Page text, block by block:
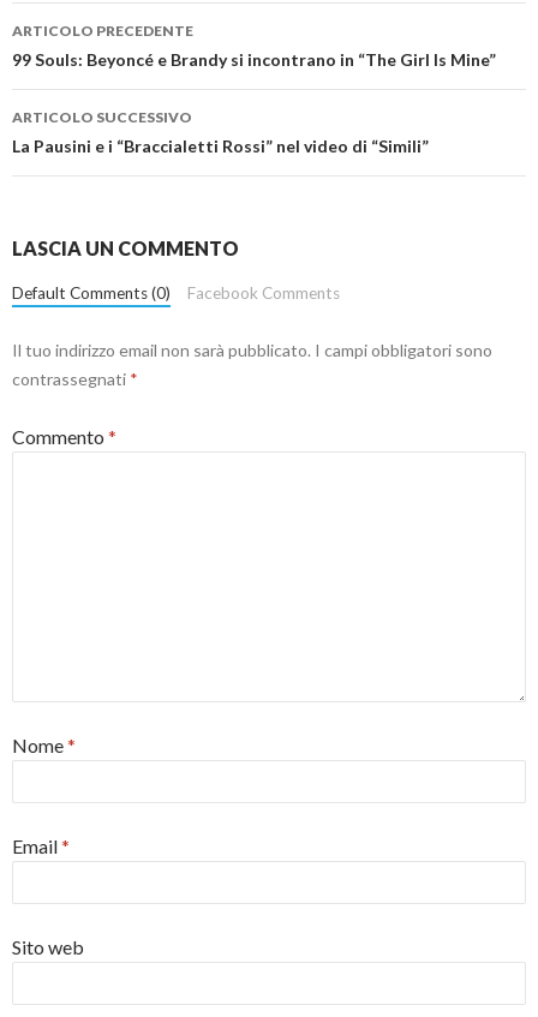
Navigazione
articolo
ARTICOLO PRECEDENTE
99 Souls: Beyoncé e Brandy si incontrano in “The Girl Is Mine”
ARTICOLO SUCCESSIVO
La Pausini e i “Braccialetti Rossi” nel video di “Simili”
LASCIA UN COMMENTO
Default Comments (0) Facebook Comments
Il tuo indirizzo email non sarà pubblicato. I campi obbligatori sono
contrassegnati *
Commento *
Nome*
Email*
Sito web